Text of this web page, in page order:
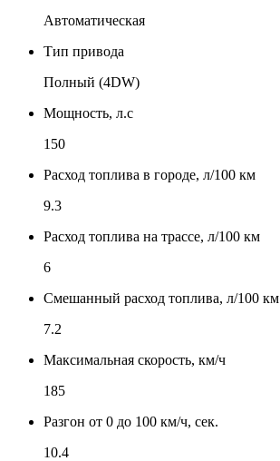
Автоматическая
Тип привода
Полный (4DW)
Мощность, л.с
150
Расход топлива в городе, л/100 км
9.3
Расход топлива на трассе, л/100 км
6
Смешанный расход топлива, л/100 км
7.2
Максимальная скорость, км/ч
185
Разгон от 0 до 100 км/ч, сек.
10.4